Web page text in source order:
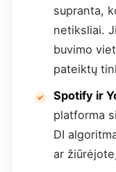
supranta,
netiksliai.
buvimo
pateiktų
Spotify ir
platforma
DI
ar